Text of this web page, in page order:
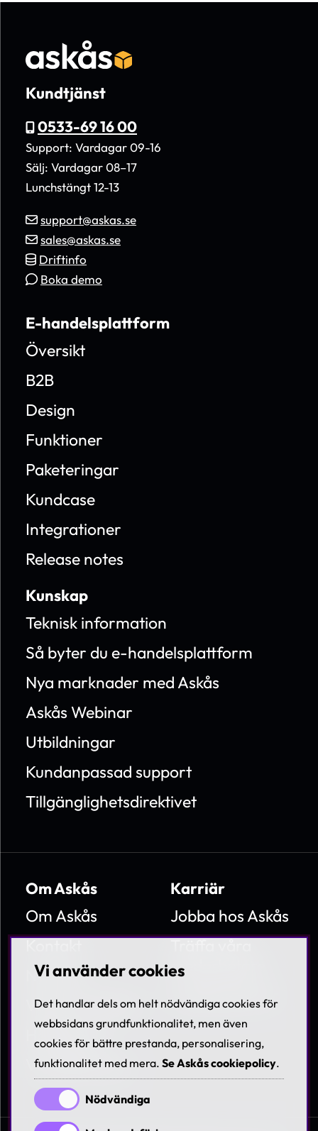
Kundtjänst
0533-69 16 00
Support: Vardagar 09-16
Sälj: Vardagar 08–17
Lunchstängt 12-13
support@askas.se
sales@askas.se
Driftinfo
Boka demo
E-handelsplattform
Översikt
B2B
Design
Funktioner
Paketeringar
Kundcase
Integrationer
Release notes
Kunskap
Teknisk information
Så byter du e-handelsplattform
Nya marknader med Askås
Askås Webinar
Utbildningar
Kundanpassad support
Tillgänglighetsdirektivet
Om Askås
Om Askås
Kontakt
Nyheter
Villkor & Policies
Hållbarhet
Visselblåsning
Karriär
Jobba hos Askås
Träffa våra
medarbetare
Lediga tjänster
Vi använder cookies
Det handlar dels om helt nödvändiga cookies för
webbsidans grundfunktionalitet, men även
cookies för bättre prestanda, personalisering,
funktionalitet med mera. Se Askås cookiepolicy.
Nödvändiga